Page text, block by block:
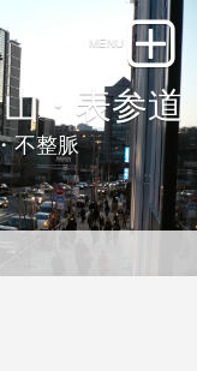
・表参道
不整脈